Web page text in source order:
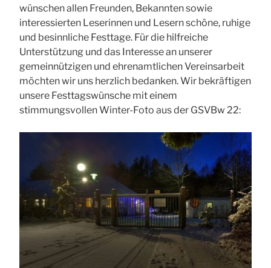
wünschen allen Freunden, Bekannten sowie
interessierten Leserinnen und Lesern schöne, ruhige
und besinnliche Festtage. Für die hilfreiche
Unterstützung und das Interesse an unserer
gemeinnützigen und ehrenamtlichen Vereinsarbeit
möchten wir uns herzlich bedanken. Wir bekräftigen
unsere Festtagswünsche mit einem
stimmungsvollen Winter-Foto aus der GSVBw 22: